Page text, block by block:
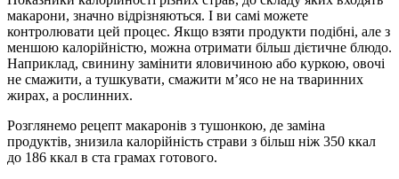
макарони, значно відрізняються. І ви самі можете
контролювати цей процес. Якщо взяти продукти подібні, але з
меншою калорійністю, можна отримати більш дієтичне блюдо.
Наприклад, свинину замінити яловичиною або куркою, овочі
не смажити, а тушкувати, смажити м’ясо не на тваринних
жирах, а рослинних.
Розглянемо рецепт макаронів з тушонкою, де заміна
продуктів, знизила калорійність страви з більш ніж 350 ккал
до 186 ккал в ста грамах готового.